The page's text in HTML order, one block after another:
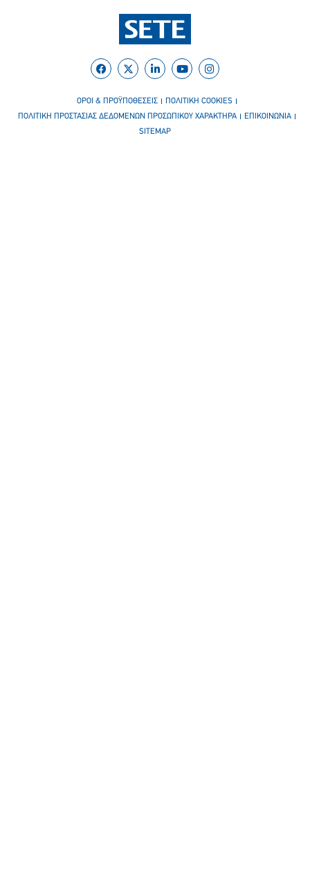
ΟΡΟΙ & ΠΡΟΫΠΟΘΕΣΕΙΣ
ΠΟΛΙΤΙΚΗ COOKIES
ΠΟΛΙΤΙΚΗ ΠΡΟΣΤΑΣΙΑΣ ΔΕΔΟΜΕΝΩΝ ΠΡΟΣΩΠΙΚΟΥ ΧΑΡΑΚΤΗΡΑ
ΕΠΙΚΟΙΝΩΝΙΑ
SITEMAP